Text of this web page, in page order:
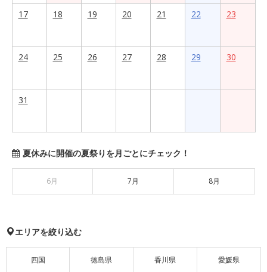
17
18 19 20 21 22 23
24 25 26 27 28 29 30
31
夏休みに開催の夏祭りを月ごとにチェック！
6月 7月 8月
エリアを絞り込む
四国 徳島県 香川県 愛媛県